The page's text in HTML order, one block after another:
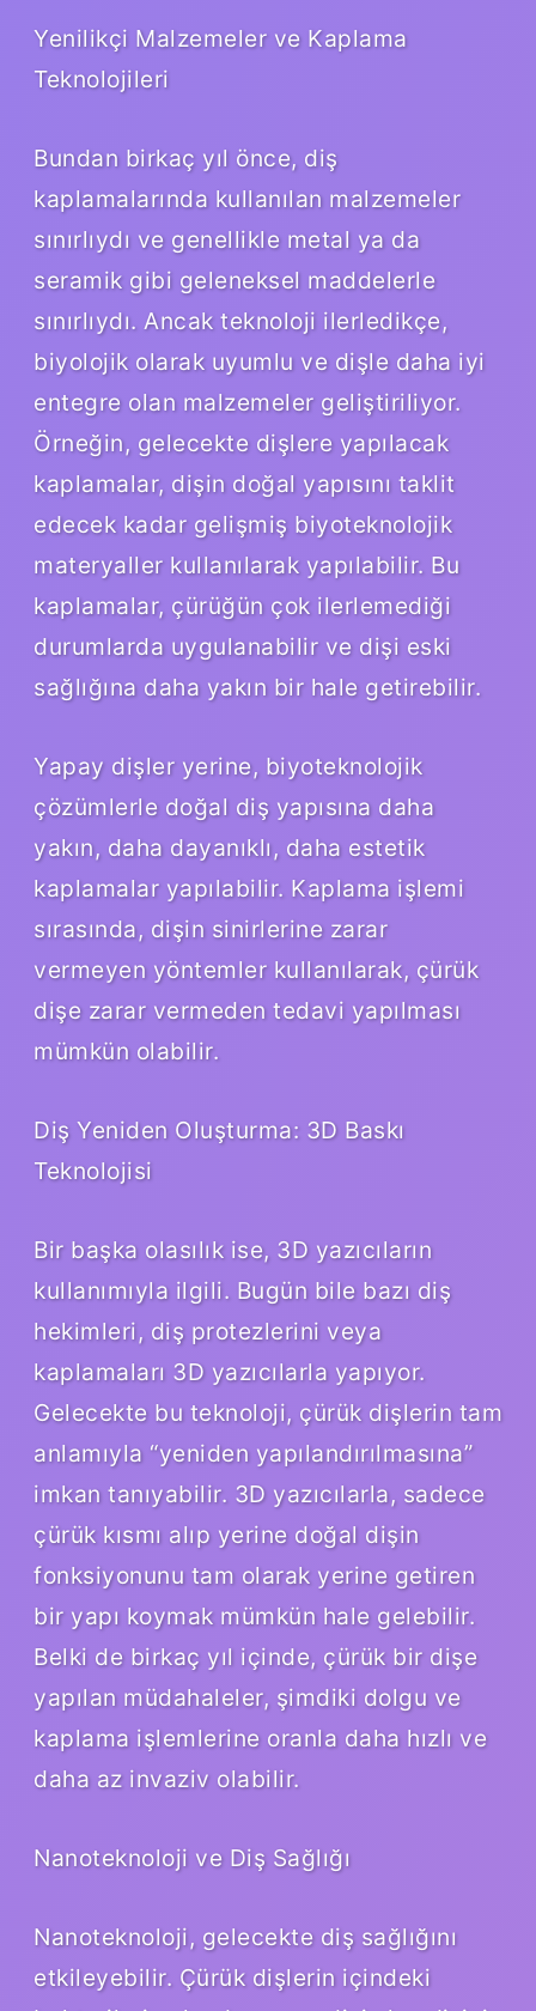
Yenilikçi Malzemeler ve Kaplama
Teknolojileri
Bundan birkaç yıl önce, diş
kaplamalarında kullanılan malzemeler
sınırlıydı ve genellikle metal ya da
seramik gibi geleneksel maddelerle
sınırlıydı. Ancak teknoloji ilerledikçe,
biyolojik olarak uyumlu ve dişle daha iyi
entegre olan malzemeler geliştiriliyor.
Örneğin, gelecekte dişlere yapılacak
kaplamalar, dişin doğal yapısını taklit
edecek kadar gelişmiş biyoteknolojik
materyaller kullanılarak yapılabilir. Bu
kaplamalar, çürüğün çok ilerlemediği
durumlarda uygulanabilir ve dişi eski
sağlığına daha yakın bir hale getirebilir.
Yapay dişler yerine, biyoteknolojik
çözümlerle doğal diş yapısına daha
yakın, daha dayanıklı, daha estetik
kaplamalar yapılabilir. Kaplama işlemi
sırasında, dişin sinirlerine zarar
vermeyen yöntemler kullanılarak, çürük
dişe zarar vermeden tedavi yapılması
mümkün olabilir.
Diş Yeniden Oluşturma: 3D Baskı
Teknolojisi
Bir başka olasılık ise, 3D yazıcıların
kullanımıyla ilgili. Bugün bile bazı diş
hekimleri, diş protezlerini veya
kaplamaları 3D yazıcılarla yapıyor.
Gelecekte bu teknoloji, çürük dişlerin tam
anlamıyla “yeniden yapılandırılmasına”
imkan tanıyabilir. 3D yazıcılarla, sadece
çürük kısmı alıp yerine doğal dişin
fonksiyonunu tam olarak yerine getiren
bir yapı koymak mümkün hale gelebilir.
Belki de birkaç yıl içinde, çürük bir dişe
yapılan müdahaleler, şimdiki dolgu ve
kaplama işlemlerine oranla daha hızlı ve
daha az invaziv olabilir.
Nanoteknoloji ve Diş Sağlığı
Nanoteknoloji, gelecekte diş sağlığını
etkileyebilir. Çürük dişlerin içindeki